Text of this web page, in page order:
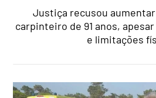
Justiça recusou
carpinteiro de 91 anos,
e limitações